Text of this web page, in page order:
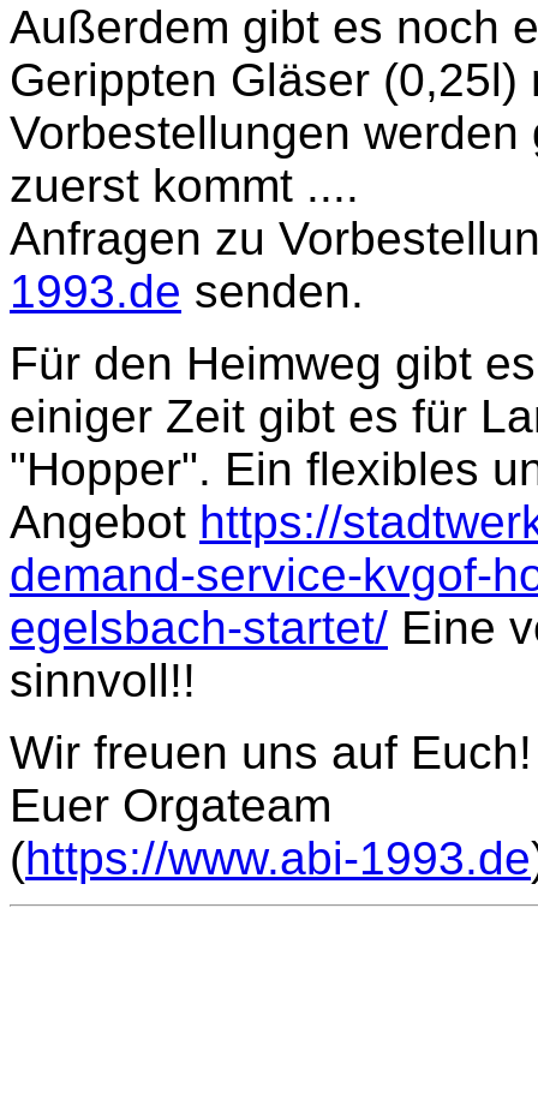
Außerdem gibt es noch
Gerippten Gläser
Vorbestellungen
zuerst kommt ....
Anfragen zu
1993.de senden.
Für den Heimweg gibt
einiger Zeit gibt es für
"Hopper". Ein flexibles
Angebot https://
demand-service-kvgof-
egelsbach-startet/ Eine
sinnvoll!!
Wir freuen uns auf Euch!
Euer Orgateam
(https://www.abi-1993.de